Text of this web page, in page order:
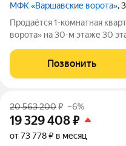
МФК «Варшавские ворота»,
Продаётся 1-комнатная
ворота» на 30-м этаже 30
и функциональностью,
будущим. Коротко о
Позвонить
20 563 200₽ –6%
19 329 408₽
от 73 778 ₽ в месяц